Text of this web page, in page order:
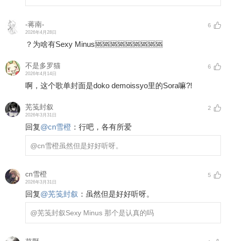
-蒋南-
2026年4月28日
6
？为啥有Sexy Minus🆘🆘🆘🆘🆘🆘🆘🆘🆘
不是多罗猫
2026年4月14日
6
啊，这个歌单封面是doko demoissyo里的Sora嘛?!
芜笺封叙
2026年3月31日
2
回复@cn雪橙 ： 行吧，各有所爱
@cn雪橙虽然但是好好听呀。
cn雪橙
2026年3月31日
5
回复@芜笺封叙 ： 虽然但是好好听呀。
@芜笺封叙Sexy Minus 那个是认真的吗